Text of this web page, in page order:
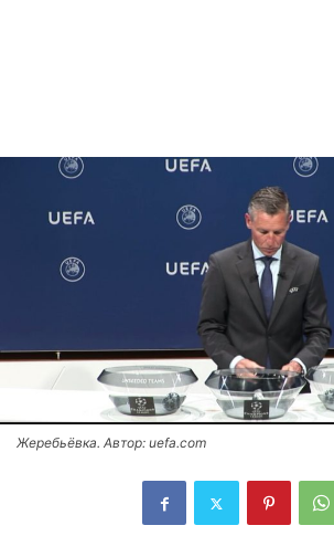
Жеребьёвка. Автор: uefa.com